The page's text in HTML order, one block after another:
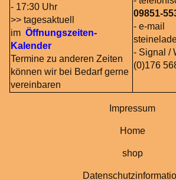
- 17:30 Uhr
>> tagesaktuell
im Öffnungszeiten-
Kalender
Termine zu anderen Zeiten
können wir bei Bedarf gerne
vereinbaren
09851-
- e-
- Signal /
(0)176
Impressum
Home
shop